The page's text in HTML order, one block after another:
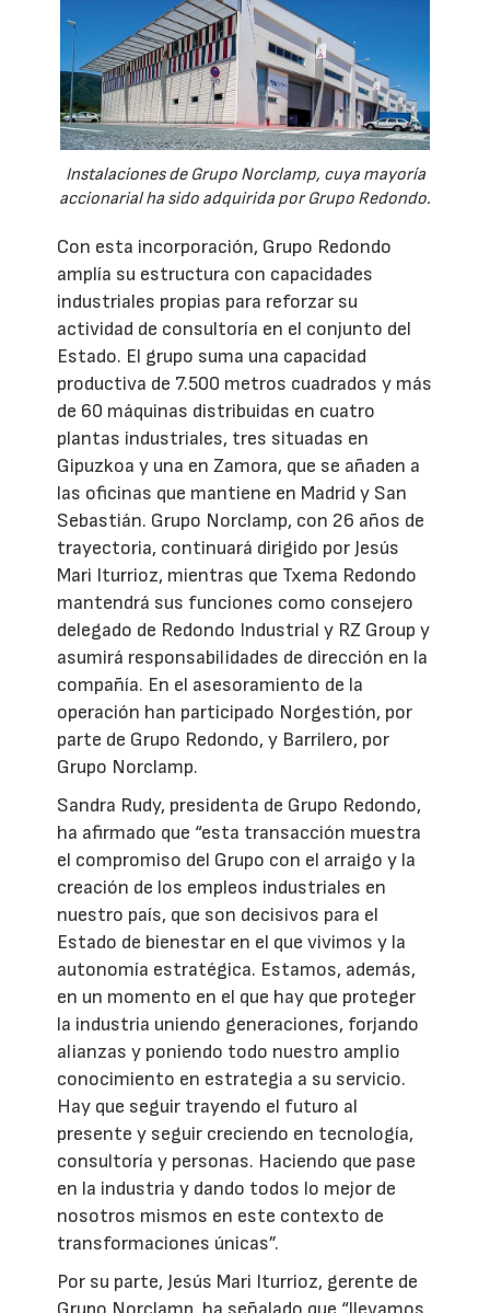
Instalaciones de Grupo Norclamp, cuya mayoría
accionarial ha sido adquirida por Grupo Redondo.
Con esta incorporación, Grupo Redondo
amplía su estructura con capacidades
industriales propias para reforzar su
actividad de consultoría en el conjunto del
Estado. El grupo suma una capacidad
productiva de 7.500 metros cuadrados y más
de 60 máquinas distribuidas en cuatro
plantas industriales, tres situadas en
Gipuzkoa y una en Zamora, que se añaden a
las oficinas que mantiene en Madrid y San
Sebastián. Grupo Norclamp, con 26 años de
trayectoria, continuará dirigido por Jesús
Mari Iturrioz, mientras que Txema Redondo
mantendrá sus funciones como consejero
delegado de Redondo Industrial y RZ Group y
asumirá responsabilidades de dirección en la
compañía. En el asesoramiento de la
operación han participado Norgestión, por
parte de Grupo Redondo, y Barrilero, por
Grupo Norclamp.
Sandra Rudy, presidenta de Grupo Redondo,
ha afirmado que “esta transacción muestra
el compromiso del Grupo con el arraigo y la
creación de los empleos industriales en
nuestro país, que son decisivos para el
Estado de bienestar en el que vivimos y la
autonomía estratégica. Estamos, además,
en un momento en el que hay que proteger
la industria uniendo generaciones, forjando
alianzas y poniendo todo nuestro amplio
conocimiento en estrategia a su servicio.
Hay que seguir trayendo el futuro al
presente y seguir creciendo en tecnología,
consultoría y personas. Haciendo que pase
en la industria y dando todos lo mejor de
nosotros mismos en este contexto de
transformaciones únicas”.
Por su parte, Jesús Mari Iturrioz, gerente de